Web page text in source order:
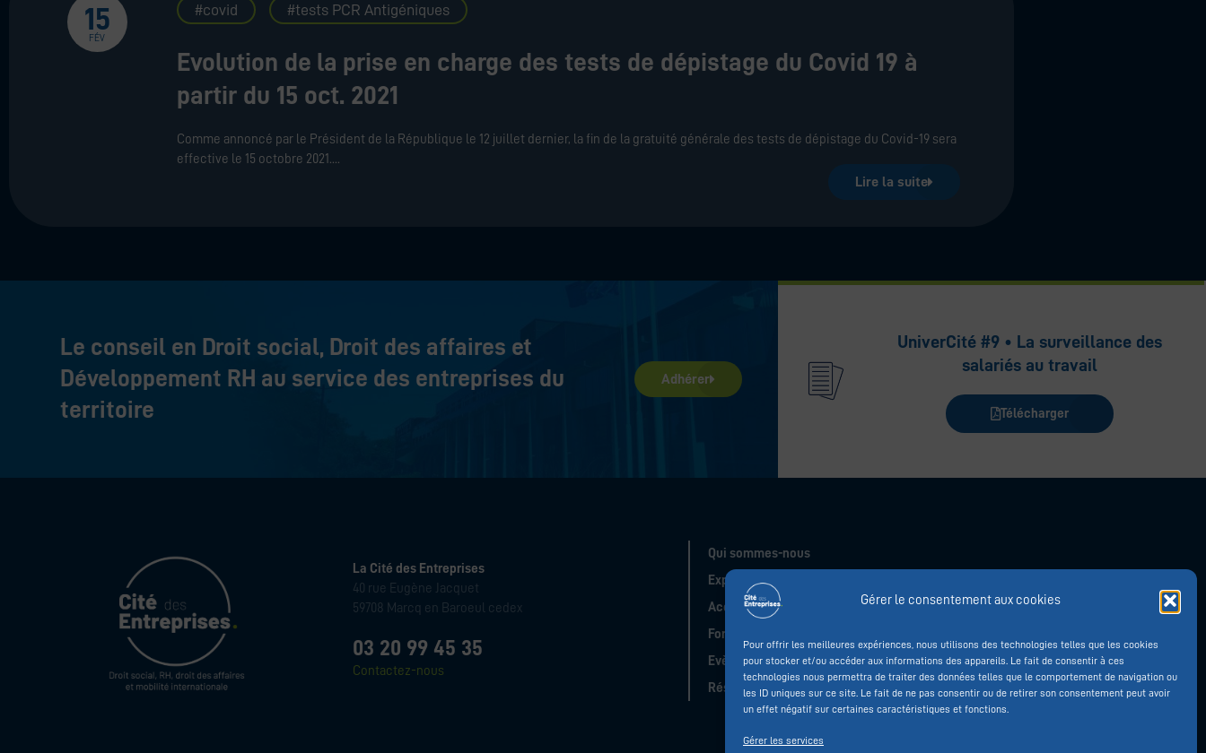
Gérer le consentement aux cookies
Pour offrir les meilleures expériences, nous utilisons des technologies telles que les cookies
pour stocker et/ou accéder aux informations des appareils. Le fait de consentir à ces
technologies nous permettra de traiter des données telles que le comportement de navigation ou
les ID uniques sur ce site. Le fait de ne pas consentir ou de retirer son consentement peut avoir
un effet négatif sur certaines caractéristiques et fonctions.
Gérer les services
15
FÉV
covid tests PCR Antigéniques
Evolution de la prise en charge des tests de dépistage du Covid 19 à
partir du 15 oct. 2021
Comme annoncé par le Président de la République le 12 juillet dernier, la fin de la gratuité générale des tests de dépistage du Covid-19 sera
effective le 15 octobre 2021.
Lire la suite
Le conseil en Droit social, Droit des affaires et
Développement RH au service des entreprises du
territoire
Adhérer
UniverCité #9 • La surveillance des
salariés au travail
Télécharger
La Cité des Entreprises
40 rue Eugène Jacquet
59708 Marcq en Baroeul cedex
03 20 99 45 35
Contactez-nous
Qui sommes-nous
Expertises
Accompagnement
Formations
Evènements
Réseau